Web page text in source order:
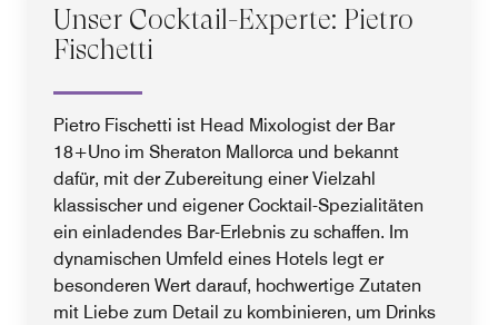
Unser Cocktail-Experte: Pietro
Fischetti
Pietro Fischetti ist Head Mixologist der Bar
18+Uno im Sheraton Mallorca und bekannt
dafür, mit der Zubereitung einer Vielzahl
klassischer und eigener Cocktail-Spezialitäten
ein einladendes Bar-Erlebnis zu schaffen. Im
dynamischen Umfeld eines Hotels legt er
besonderen Wert darauf, hochwertige Zutaten
mit Liebe zum Detail zu kombinieren, um Drinks